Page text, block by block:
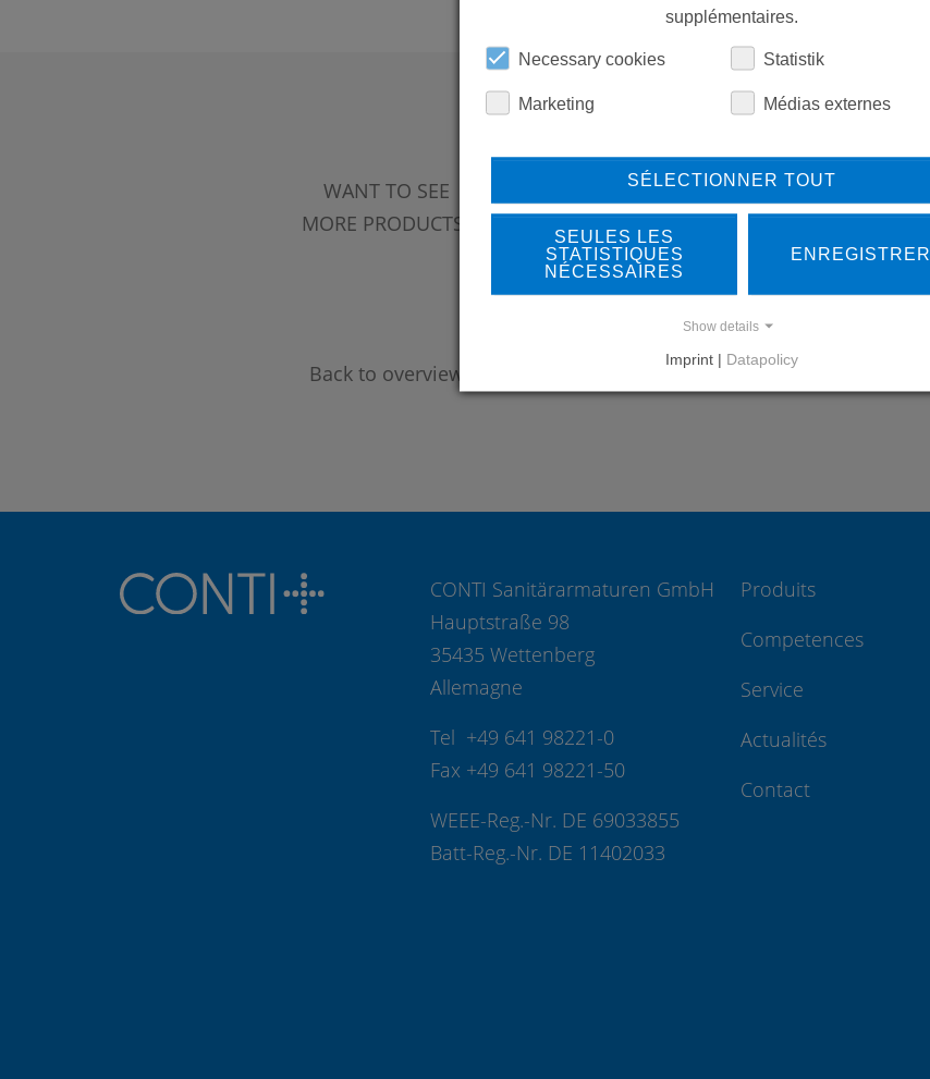
WANT TO SEE
MORE PRODUCTS?
Back to overview
LEARN MORE ABOUT
OUR REFERENCES
REFERENCES
CONTI Sanitärarmaturen GmbH
Hauptstraße 98
35435 Wettenberg
Allemagne
Tel +49 641 98221-0
Fax +49 641 98221-50
WEEE-Reg.-Nr. DE 69033855
Batt-Reg.-Nr. DE 11402033
Produits
Competences
Service
Actualités
Contact
supplémentaires.
Necessary cookies Statistik
Marketing Médias externes
SÉLECTIONNER TOUT
SEULES LES
STATISTIQUES
NÉCESSAIRES
ENREGISTRER
Show details
Imprint | Datapolicy